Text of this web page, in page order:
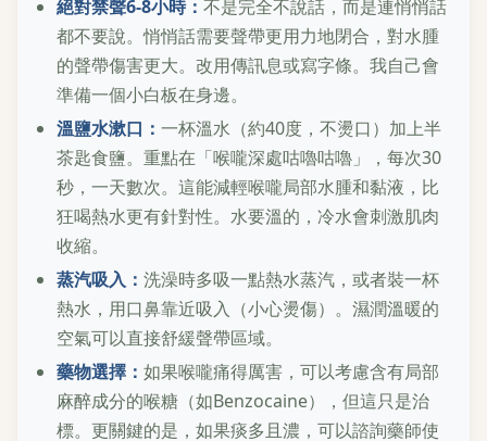
絕對禁聲6-8小時： 不是完全不說話，而是連悄悄話
都不要說。悄悄話需要聲帶更用力地閉合，對水腫
的聲帶傷害更大。改用傳訊息或寫字條。我自己會
準備一個小白板在身邊。
溫鹽水漱口： 一杯溫水（約40度，不燙口）加上半
茶匙食鹽。重點在「喉嚨深處咕嚕咕嚕」，每次30
秒，一天數次。這能減輕喉嚨局部水腫和黏液，比
狂喝熱水更有針對性。水要溫的，冷水會刺激肌肉
收縮。
蒸汽吸入： 洗澡時多吸一點熱水蒸汽，或者裝一杯
熱水，用口鼻靠近吸入（小心燙傷）。濕潤溫暖的
空氣可以直接舒緩聲帶區域。
藥物選擇： 如果喉嚨痛得厲害，可以考慮含有局部
麻醉成分的喉糖（如Benzocaine），但這只是治
標。更關鍵的是，如果痰多且濃，可以諮詢藥師使